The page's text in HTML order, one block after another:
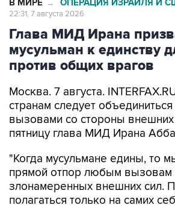
Глава МИД Ирана
мусульман к единству
против общих врагов
Москва. 7 августа.
вызовами со стороны внешних
пятницу глава МИД Ирана
"Когда мусульмане едины, то
злонамеренных внешних сил.
полагаться только на самих
сплоченность в духе истинного